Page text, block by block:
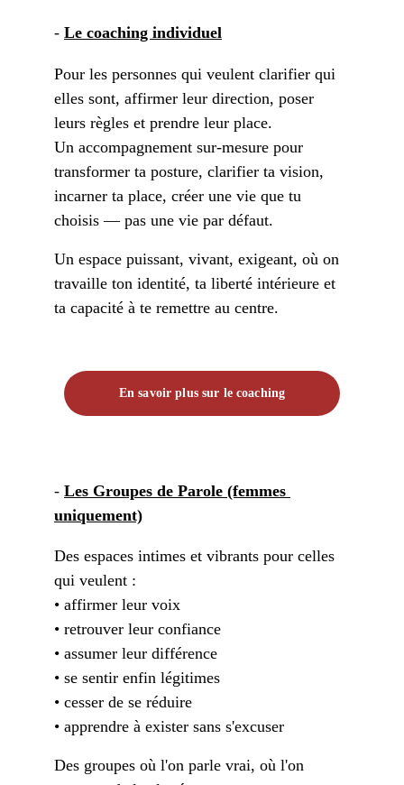
- Le coaching individuel
Pour les personnes qui veulent clarifier qui
elles sont, affirmer leur direction, poser
leurs règles et prendre leur place.
Un accompagnement sur-mesure pour
transformer ta posture, clarifier ta vision,
incarner ta place, créer une vie que tu
choisis — pas une vie par défaut.
Un espace puissant, vivant, exigeant, où on
travaille ton identité, ta liberté intérieure et
ta capacité à te remettre au centre.
En savoir plus sur le coaching
- Les Groupes de Parole (femmes
uniquement)
Des espaces intimes et vibrants pour celles
qui veulent :
• affirmer leur voix
• retrouver leur confiance
• assumer leur différence
• se sentir enfin légitimes
• cesser de se réduire
• apprendre à exister sans s'excuser
Des groupes où l'on parle vrai, où l'on